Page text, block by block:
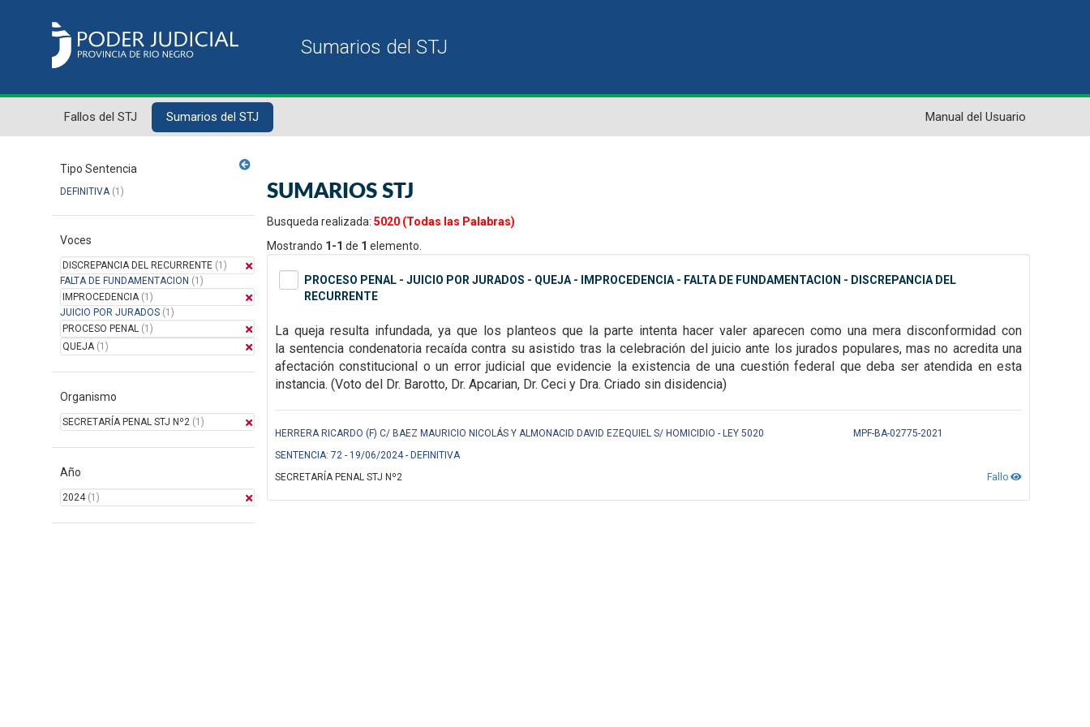
Fallos del STJ Sumarios del STJ Manual del Usuario
Tipo Sentencia
DEFINITIVA(1)
Voces
DISCREPANCIA DEL RECURRENTE (1)
FALTA DE FUNDAMENTACION (1)
IMPROCEDENCIA(1)
JUICIO POR JURADOS (1)
PROCESO PENAL (1)
QUEJA(1)
Organismo
SECRETARÍA PENAL STJ Nº2 (1)
Año
2024(1)
SUMARIOS STJ
Busqueda realizada: 5020 (Todas las Palabras)
Mostrando 1-1 de 1 elemento.
PROCESO PENAL - JUICIO POR JURADOS - QUEJA - IMPROCEDENCIA - FALTA DE FUNDAMENTACION - DISCREPANCIA DEL
RECURRENTE
La queja resulta infundada, ya que los planteos que la parte intenta hacer valer aparecen como una mera disconformidad con
la sentencia condenatoria recaída contra su asistido tras la celebración del juicio ante los jurados populares, mas no acredita una
afectación constitucional o un error judicial que evidencie laexistencia de una cuestión federal que deba ser atendida en esta
instancia. (Voto del Dr. Barotto, Dr. Apcarian, Dr. Ceci y Dra. Criado sin disidencia)
HERRERA RICARDO (F) C/ BAEZ MAURICIO NICOLÁS Y ALMONACID DAVID EZEQUIEL S/ HOMICIDIO - LEY 5020
MPF-BA-02775-2021
SENTENCIA: 72 - 19/06/2024 - DEFINITIVA
Fallo
SECRETARÍA PENAL STJ Nº2